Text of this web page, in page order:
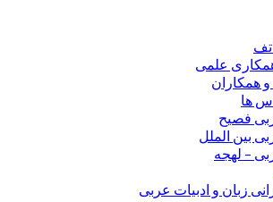
علمی
همکاران
ها
فصیح
بین الملل
– لهجه
زبان و ادبیات عربی